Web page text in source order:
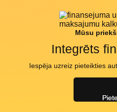
Mūsu
Integrēts
Iespēja uzreiz pieteikties